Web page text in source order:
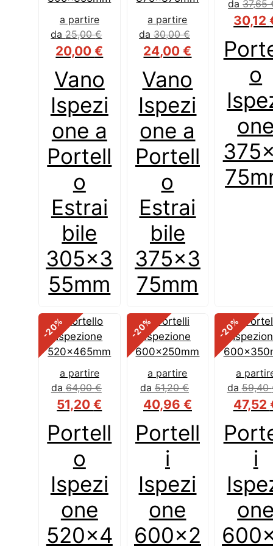
Vano
Ispezi
one a
Portell
o
Estrai
bile
305x3
55mm
a partire
da25,00€
20,00€
Vano
Ispezi
one a
Portell
o
Estrai
bile
375x3
75mm
a partire
da 30,00€
24,00€
o
da37,65
30,12
-20
%
Portell
o
Ispezi
one
520x4
a partire
da 64,00€
51,20€
-20
%
Portell
i
Ispezi
one
600x2
a partire
da 51,20€
40,96 €
-20
%
i
a
da59,40
47,52